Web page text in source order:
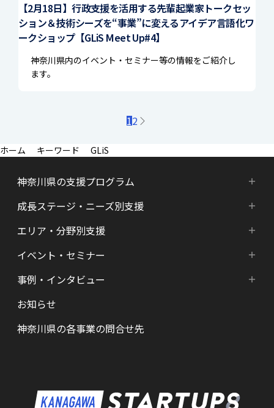
【2月18日】行政支援を活用する先輩起業家トークセッ
ション＆技術シーズを“事業”に変えるアイデア言語化ワ
ークショップ【GLiS Meet Up#4】
神奈川県内のイベント・セミナー等の情報をご紹介し
ます。
12 
キーワード GLiS
神奈川県の支援プログラム
神奈川県の支援プログラム
HATSU-SHINKANAGAWA
HATSU起業家支援プログラム
SHINみなとみらい
KID
成長ステージ・ニーズ別支援
成長ステージ・ニーズ別支援
起業準備期支援（アイデア段階）
シード期支援（事業創出段階）
アーリー期支援（事業拡大段階）
メンター・サポーターの紹介
エリア・分野別支援
エリア・分野別支援
HATSU-SHIN の支援拠点
県内の支援拠点・コミュニティー
特区制度（国家戦略特区等）
ロボット産業・宇宙関連産業
イベント・セミナー
新着情報
カレンダー
事例・インタビュー
インタビュー（一覧）
お知らせ
神奈川県の各事業の問合せ先